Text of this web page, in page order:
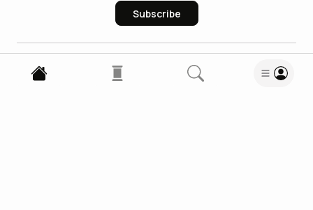
Subscribe
Comments